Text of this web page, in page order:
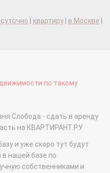
квартиру в Москве
по такому
Слобода - сдать в аренду
на КВАРТИРАНТ.РУ
и уже скоро тут будут
нашей базе по
собственниками и